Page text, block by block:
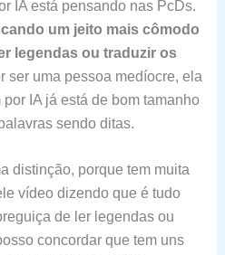
IA está pensando nas PcDs.
um jeito mais cômodo
legendas ou traduzir os
ser uma pessoa medíocre, ela
IA já está de bom tamanho
sendo ditas.
distinção, porque tem muita
vídeo dizendo que é tudo
de ler legendas ou
concordar que tem uns